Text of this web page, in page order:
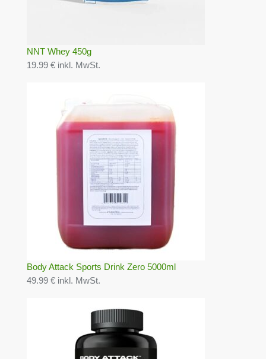
NNT Whey 450g
19.99 € inkl. MwSt.
Body Attack Sports Drink Zero 5000ml
49.99 € inkl. MwSt.